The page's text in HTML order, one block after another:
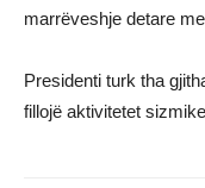
marrëveshje detare
Presidenti turk tha
fillojë aktivitetet